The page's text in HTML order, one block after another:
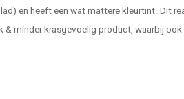
en heeft een wat mattere kleurtint. Dit
minder krasgevoelig product, waarbij ook